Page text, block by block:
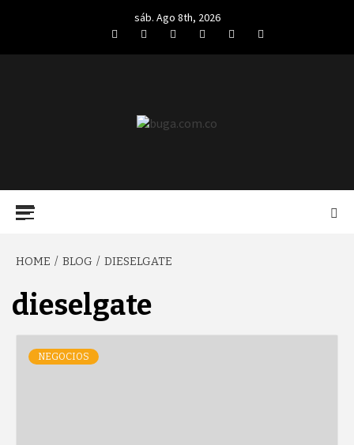
sáb. Ago 8th, 2026
FacebookTwitterLinkedIn
VK YouTubeInstagram
HOME BLOG DIESELGATE
dieselgate
NEGOCIOS